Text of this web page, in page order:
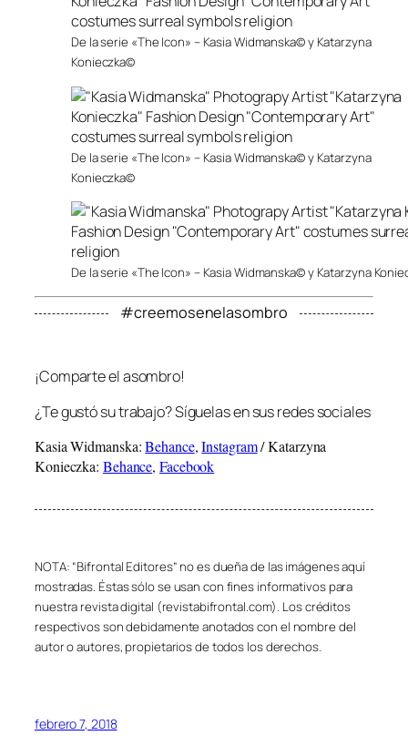
De la serie «The Icon» – Kasia Widmanska© y Katarzyna
Konieczka©
De la serie «The Icon» – Kasia Widmanska© y Katarzyna
Konieczka©
De la serie «The Icon» – Kasia Widmanska© y Katarzyna
#creemosenelasombro
¡Comparte el asombro!
¿Te gustó su trabajo? Síguelas en sus redes sociales
Kasia Widmanska:Behance,Instagram/ Katarzyna
Konieczka: Behance,Facebook
NOTA: “Bifrontal Editores” no es dueña de las imágenes aquí
mostradas. Éstas sólo se usan con fines informativos para
nuestra revista digital (revistabifrontal.com). Los créditos
respectivos son debidamente anotados con el nombre del
autor o autores, propietarios de todos los derechos.
febrero 7, 2018